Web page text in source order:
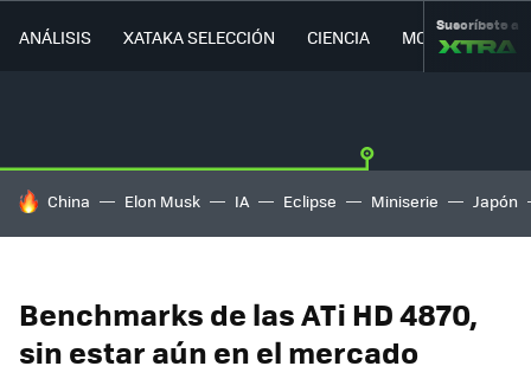
ANÁLISIS XATAKA SELECCIÓN CIENCIA MOVILIDAD
Suscríbete a
HOY SE HABLA DE
China Elon Musk IA Eclipse Miniserie Japón
Benchmarks de las ATi HD 4870,
sin estar aún en el mercado